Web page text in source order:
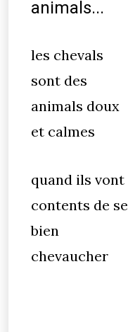
animals...
les chevals
sont des
animals doux
et calmes
quand ils vont
contents de se
bien
chevaucher